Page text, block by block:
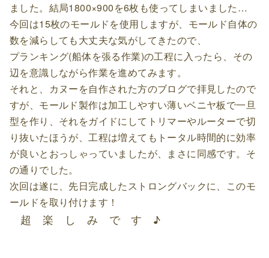
ました。結局1800×900を6枚も使ってしまいました…
今回は15枚のモールドを使用しますが、モールド自体の
数を減らしても大丈夫な気がしてきたので、
プランキング(船体を張る作業)の工程に入ったら、その
辺を意識しながら作業を進めてみます。
それと、カヌーを自作された方のブログで拝見したので
すが、モールド製作は加工しやすい薄いベニヤ板で一旦
型を作り、それをガイドにしてトリマーやルーターで切
り抜いたほうが、工程は増えてもトータル時間的に効率
が良いとおっしゃっていましたが、まさに同感です。そ
の通りでした。
次回は遂に、先日完成したストロングバックに、このモ
ールドを取り付けます！
超 楽 し み で す ♪